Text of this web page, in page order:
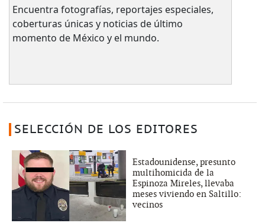
Encuentra fotografías, reportajes especiales,
coberturas únicas y noticias de último
momento de México y el mundo.
SELECCIÓN DE LOS EDITORES
Estadounidense, presunto
multihomicida de la
Espinoza Mireles, llevaba
meses viviendo en Saltillo:
vecinos